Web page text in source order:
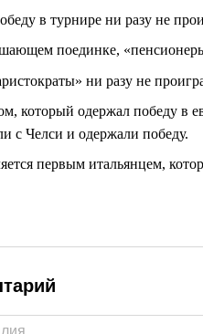
в турнире ни разу не
поединке,
ни разу не
который одержал победу в
с Челси и одержали победу.
первым итальянцем,